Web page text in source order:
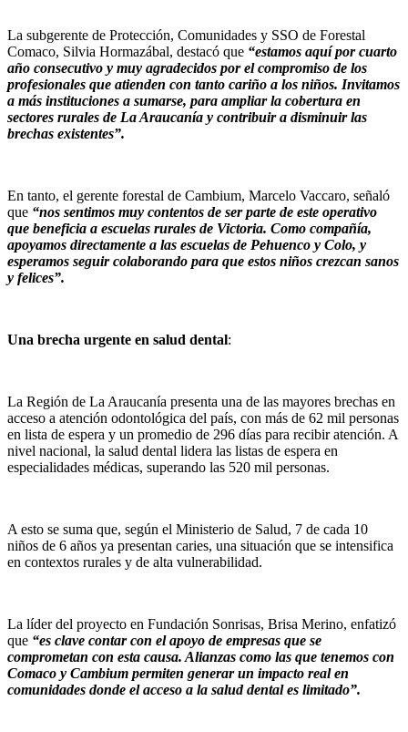
La subgerente de Protección, Comunidades y SSO de Forestal
Comaco, Silvia Hormazábal, destacó que “estamos aquí por cuarto
año consecutivo y muy agradecidos por el compromiso de los
profesionales que atienden con tanto cariño a los niños. Invitamos
a más instituciones a sumarse, para ampliar la cobertura en
sectores rurales de La Araucanía y contribuir a disminuir las
brechas existentes”.
En tanto, el gerente forestal de Cambium, Marcelo Vaccaro, señaló
que “nos sentimos muy contentos de ser parte de este operativo
que beneficia a escuelas rurales de Victoria. Como compañía,
apoyamos directamente a las escuelas de Pehuenco y Colo, y
esperamos seguir colaborando para que estos niños crezcan sanos
y felices”.
Una brecha urgente en salud dental:
La Región de La Araucanía presenta una de las mayores brechas en
acceso a atención odontológica del país, con más de 62 mil personas
en lista de espera y un promedio de 296 días para recibir atención. A
nivel nacional, la salud dental lidera las listas de espera en
especialidades médicas, superando las 520 mil personas.
A esto se suma que, según el Ministerio de Salud, 7 de cada 10
niños de 6 años ya presentan caries, una situación que se intensifica
en contextos rurales y de alta vulnerabilidad.
La líder del proyecto en Fundación Sonrisas, Brisa Merino, enfatizó
que “es clave contar con el apoyo de empresas que se
comprometan con esta causa. Alianzas como las que tenemos con
Comaco y Cambium permiten generar un impacto real en
comunidades donde el acceso a la salud dental es limitado”.